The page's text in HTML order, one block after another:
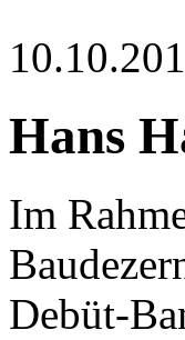
Hans
Im
Debüt-